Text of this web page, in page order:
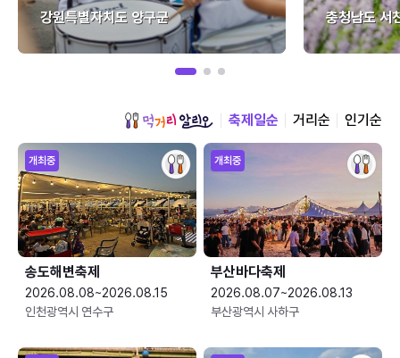
강원특별자치도 양구군
충청남도 서
축제일순 거리순 인기순
개최중
송도해변축제
2026.08.08~2026.08.15
인천광역시 연수구
개최중
부산바다축제
2026.08.07~2026.08.13
부산광역시 사하구